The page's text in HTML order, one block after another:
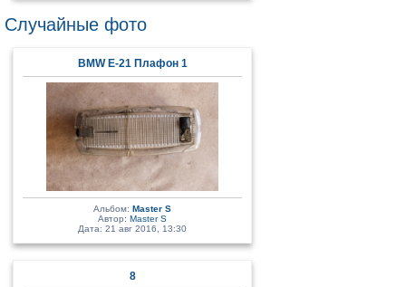
Случайные фото
BMW E-21 Плафон 1
Альбом: Master S
Автор: Master S
Дата: 21 авг 2016, 13:30
8